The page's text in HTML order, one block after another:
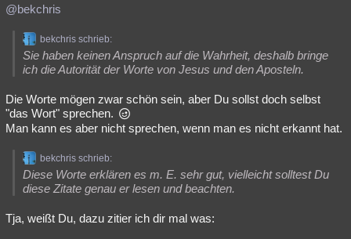
@bekchris
bekchris schrieb:
Sie haben keinen Anspruch auf die Wahrheit, deshalb bringe
ich die Autorität der Worte von Jesus und den Aposteln.
Die Worte mögen zwar schön sein, aber Du sollst doch selbst
"das Wort" sprechen.
Man kann es aber nicht sprechen, wenn man es nicht erkannt hat.
bekchris schrieb:
Diese Worte erklären es m. E. sehr gut, vielleicht solltest Du
diese Zitate genau er lesen und beachten.
Tja, weißt Du, dazu zitier ich dir mal was: